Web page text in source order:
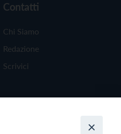
Contatti
Chi Siamo
Redazione
Scrivici